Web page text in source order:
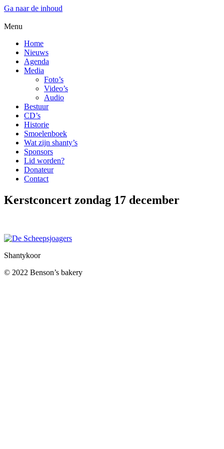
Ga naar de inhoud
Menu
Home
Nieuws
Agenda
Media
Foto’s
Video’s
Audio
Bestuur
CD’s
Historie
Smoelenboek
Wat zijn shanty’s
Sponsors
Lid worden?
Donateur
Contact
Kerstconcert zondag 17 december
Shantykoor
© 2022 Benson’s bakery